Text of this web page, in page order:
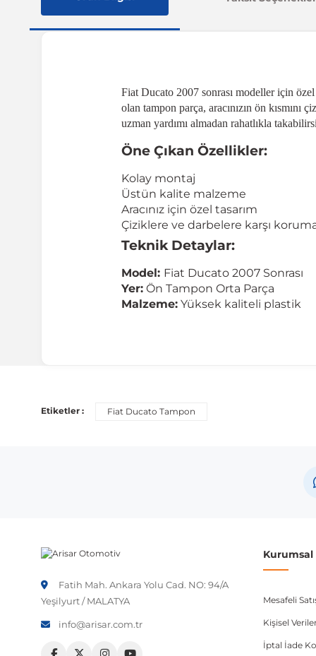
Fiat Ducato 2007 sonrası modeller için
olan tampon parça, aracınızın ön
uzman yardımı almadan rahatlıkla
Öne Çıkan Özellikler:
Kolay montaj
Üstün kalite malzeme
Aracınız için özel tasarım
Çiziklere ve darbelere karşı
Teknik Detaylar:
Model: Fiat Ducato 2007 Sonrası
Yer: Ön Tampon Orta Parça
Malzeme: Yüksek kaliteli plastik
Etiketler : Fiat Ducato Tampon
Fatih Mah. Ankara Yolu Cad. NO: 94/A
Yeşilyurt / MALATYA
info@arisar.com.tr
Mesafeli
Kişisel
İptal İade